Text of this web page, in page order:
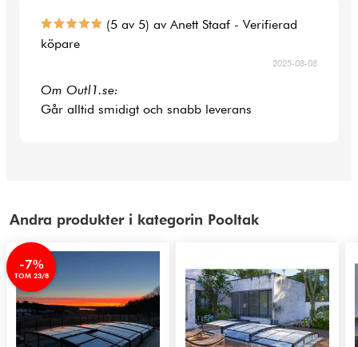
(5 av 5) av Anett Staaf - Verifierad
köpare
2025-08-08
Om Outl1.se:
Går alltid smidigt och snabb leverans
Andra produkter i kategorin Pooltak
-7%
TOM 23/8